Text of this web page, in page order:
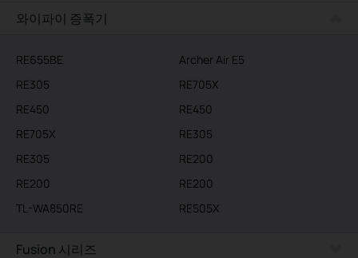
기업용
와이파이 증폭기
RE655BE
Archer Air E5
RE305
RE705X
RE450
RE450
RE705X
RE305
RE305
RE200
RE200
RE200
TL-WA850RE
RE505X
Fusion 시리즈